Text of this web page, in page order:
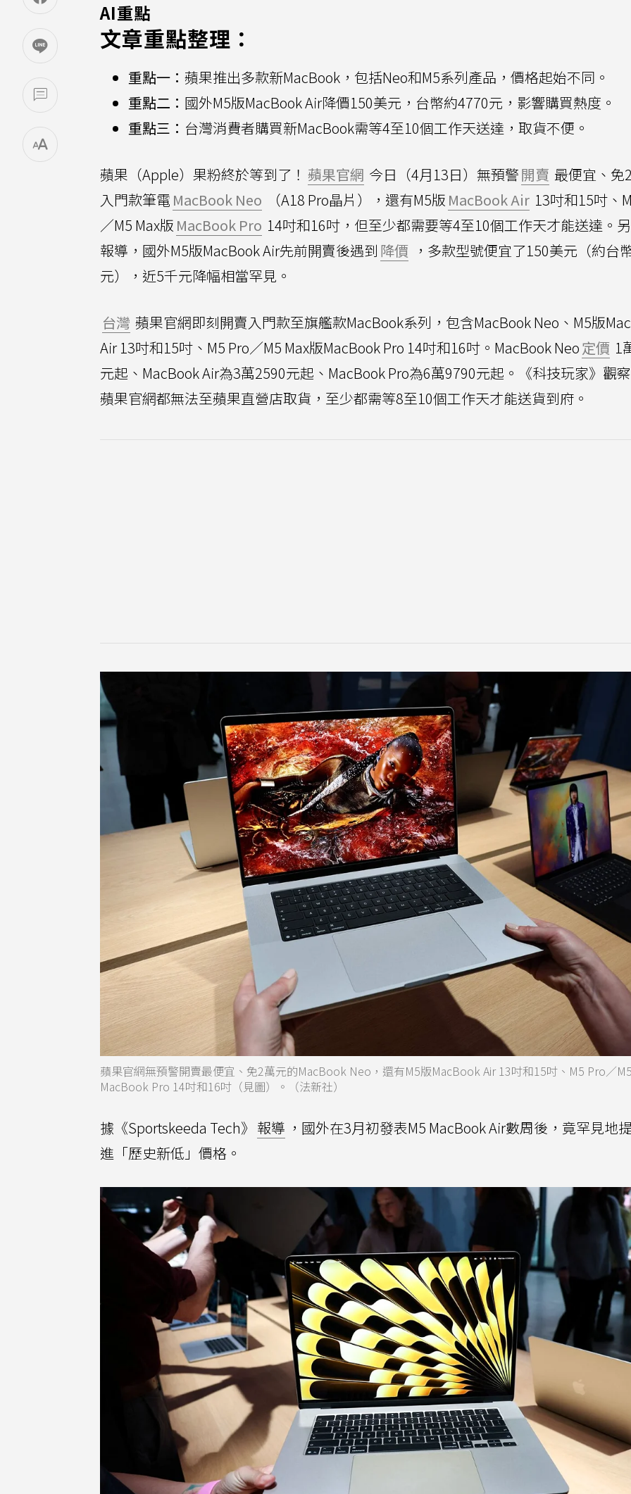
AI重點
文章重點整理：
重點一： 蘋果推出多款新MacBook，包括Neo和M5系列產品，價格起始不同。
重點二： 國外M5版MacBook Air降價150美元，台幣約4770元，影響購買熱度。
重點三： 台灣消費者購買新MacBook需等4至10個工作天送達，取貨不便。
蘋果（Apple）果粉終於等到了！ 蘋果官網 今日（4月13日）無預警開賣 最便宜、免
入門款筆電 MacBook Neo （A18 Pro晶片），還有M5版 MacBook Air 13吋和15吋、
／M5 Max版 MacBook Pro 14吋和16吋，但至少都需要等4至10個工作天才能送達。
報導，國外M5版MacBook Air先前開賣後遇到 降價 ，多款型號便宜了150美元（約台
元），近5千元降幅相當罕見。
台灣 蘋果官網即刻開賣入門款至旗艦款MacBook系列，包含MacBook Neo、M5版
Air 13吋和15吋、M5 Pro／M5 Max版MacBook Pro 14吋和16吋。MacBook Neo定價 1
元起、MacBook Air為3萬2590元起、MacBook Pro為6萬9790元起。《科技玩家》觀
蘋果官網都無法至蘋果直營店取貨，至少都需等8至10個工作天才能送貨到府。
蘋果官網無預警開賣最便宜、免2萬元的MacBook Neo，還有M5版MacBook Air 13吋和15吋、M5 Pro／
MacBook Pro 14吋和16吋（見圖）。（法新社）
據《Sportskeeda Tech》 報導 ，國外在3月初發表M5 MacBook Air數周後，竟罕見地
進「歷史新低」價格。